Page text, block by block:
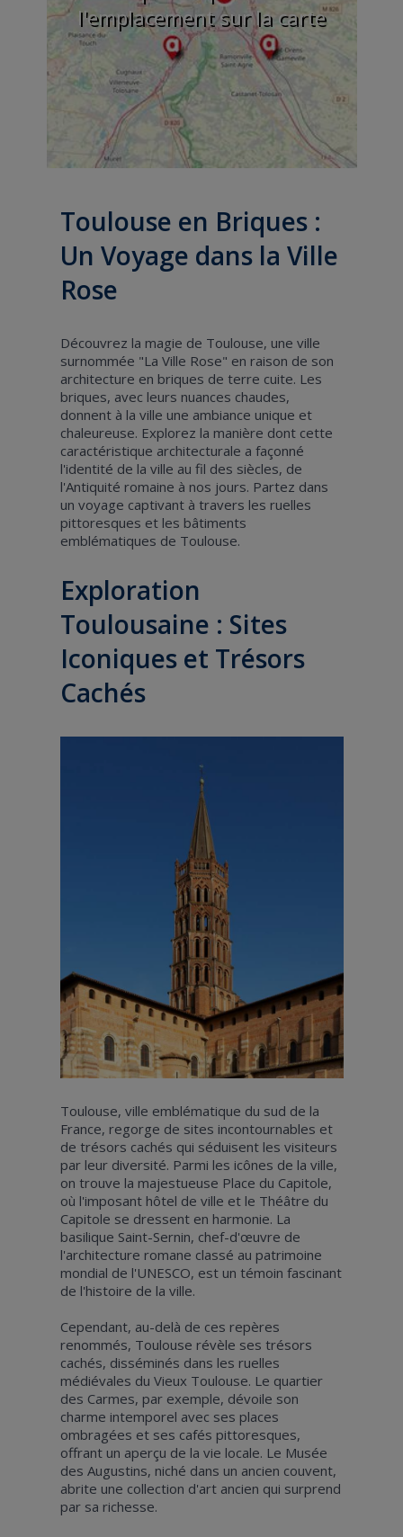
l'emplacement sur la carte
Toulouse en Briques :
Un Voyage dans la Ville
Rose
Découvrez la magie de Toulouse, une ville
surnommée "La Ville Rose" en raison de son
architecture en briques de terre cuite. Les
briques, avec leurs nuances chaudes,
donnent à la ville une ambiance unique et
chaleureuse. Explorez la manière dont cette
caractéristique architecturale a façonné
l'identité de la ville au fil des siècles, de
l'Antiquité romaine à nos jours. Partez dans
un voyage captivant à travers les ruelles
pittoresques et les bâtiments
emblématiques de Toulouse.
Exploration
Toulousaine : Sites
Iconiques et Trésors
Cachés
Toulouse, ville emblématique du sud de la
France, regorge de sites incontournables et
de trésors cachés qui séduisent les visiteurs
par leur diversité. Parmi les icônes de la ville,
on trouve la majestueuse Place du Capitole,
où l'imposant hôtel de ville et le Théâtre du
Capitole se dressent en harmonie. La
basilique Saint-Sernin, chef-d'œuvre de
l'architecture romane classé au patrimoine
mondial de l'UNESCO, est un témoin fascinant
de l'histoire de la ville.
Cependant, au-delà de ces repères
renommés, Toulouse révèle ses trésors
cachés, disséminés dans les ruelles
médiévales du Vieux Toulouse. Le quartier
des Carmes, par exemple, dévoile son
charme intemporel avec ses places
ombragées et ses cafés pittoresques,
offrant un aperçu de la vie locale. Le Musée
des Augustins, niché dans un ancien couvent,
abrite une collection d'art ancien qui surprend
par sa richesse.